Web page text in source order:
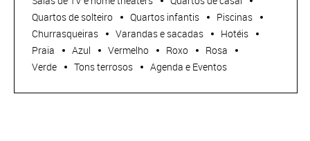
Quartos de solteiro
Quartos infantis
Piscinas
Churrasqueiras
Varandas e sacadas
Hotéis
Praia
Azul Vermelho Roxo
Rosa
Verde
Tons terrosos Agenda e Eventos